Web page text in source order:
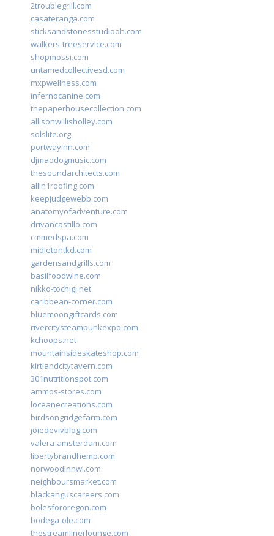
2troublegrill.com
casateranga.com
sticksandstonesstudiooh.com
walkers-treeservice.com
shopmossi.com
untamedcollectivesd.com
mxpwellness.com
infernocanine.com
thepaperhousecollection.com
allisonwillisholley.com
solslite.org
portwayinn.com
djmaddogmusic.com
thesoundarchitects.com
allin1roofing.com
keepjudgewebb.com
anatomyofadventure.com
drivancastillo.com
cmmedspa.com
midletontkd.com
gardensandgrills.com
basilfoodwine.com
nikko-tochigi.net
caribbean-corner.com
bluemoongiftcards.com
rivercitysteampunkexpo.com
kchoops.net
mountainsideskateshop.com
kirtlandcitytavern.com
301nutritionspot.com
ammos-stores.com
loceanecreations.com
birdsongridgefarm.com
joiedevivblog.com
valera-amsterdam.com
libertybrandhemp.com
norwoodinnwi.com
neighboursmarket.com
blackanguscareers.com
bolesfororegon.com
bodega-ole.com
thestreamlinerlounge.com